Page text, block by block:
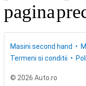
Masini second hand
Termeni si conditii
© 2026 Auto.ro